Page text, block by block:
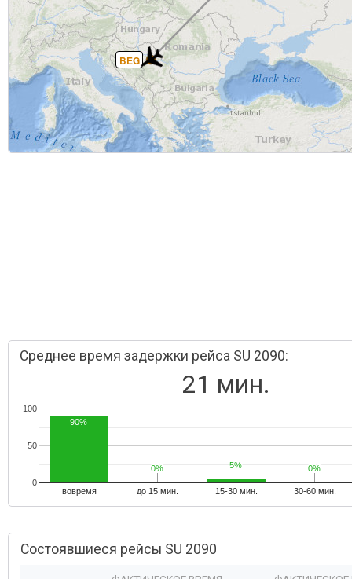
BEG
Среднее время задержки рейса SU 2090:
21 мин.
вовремя до 15 мин. 15-30 мин. 30-60 мин.
0
50
100
90%
0%
0% 5%
5% 0%
0%
Состоявшиеся рейсы SU 2090